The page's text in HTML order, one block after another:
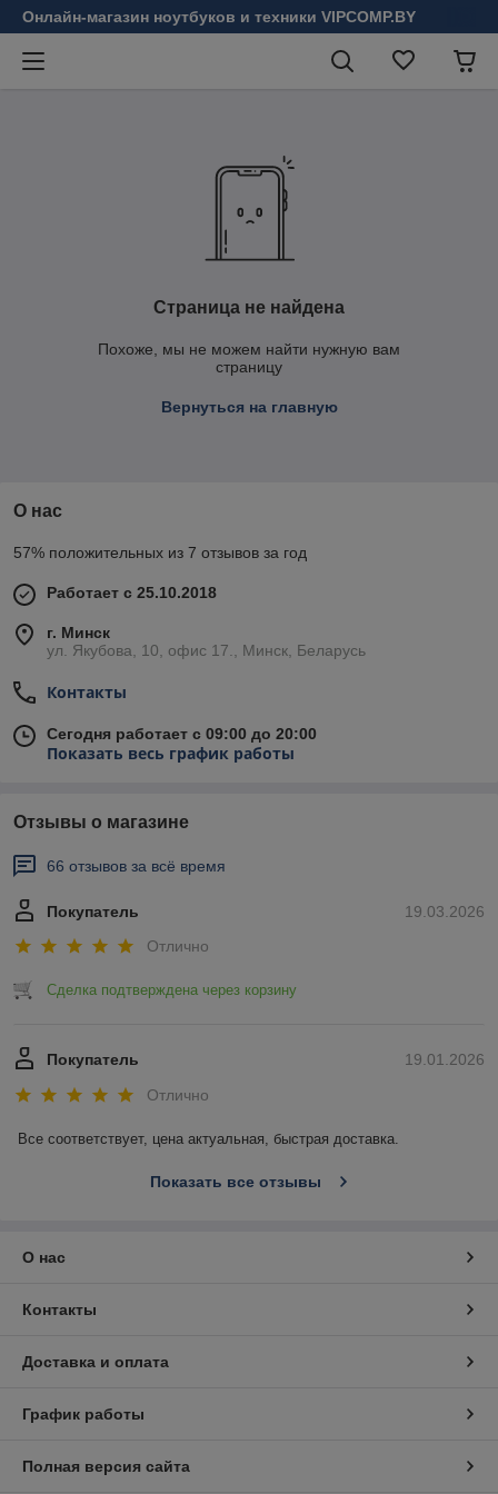
Онлайн-магазин ноутбуков и техники VIPCOMP.BY
Страница не найдена
Похоже, мы не можем найти нужную вам
страницу
Вернуться на главную
О нас
57% положительных из 7 отзывов за год
Работает с 25.10.2018
г. Минск
ул. Якубова, 10, офис 17., Минск, Беларусь
Контакты
Сегодня работает с 09:00 до 20:00
Показать весь график работы
Отзывы о магазине
66 отзывов за всё время
19.03.2026
Покупатель
Отлично
Сделка подтверждена через корзину
19.01.2026
Покупатель
Отлично
Все соответствует, цена актуальная, быстрая доставка.
Показать все отзывы
О нас
Контакты
Доставка и оплата
График работы
Полная версия сайта